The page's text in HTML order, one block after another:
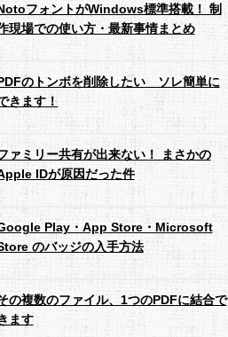
フォントがWindows標準搭載！ 制
現場での使い方・最新事情まとめ
のトンボを削除したい ソレ簡単に
きます！
ァミリー共有が出来ない！ まさかの
IDが原因だった件
Play・App Store・Microsoft
のバッジの入手方法
の複数のファイル、1つのPDFに結合で
ます